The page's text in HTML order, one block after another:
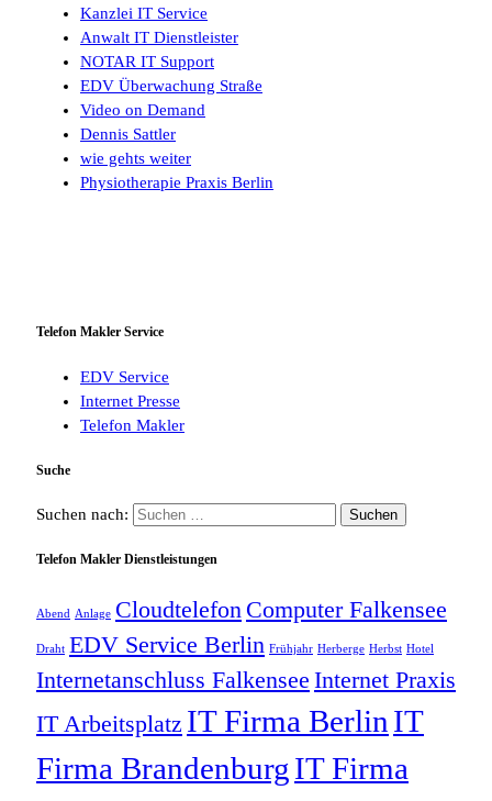
Kanzlei IT Service
Anwalt IT Dienstleister
NOTAR IT Support
EDV Überwachung Straße
Video on Demand
Dennis Sattler
wie gehts weiter
Physiotherapie Praxis Berlin
Telefon Makler Service
EDV Service
Internet Presse
Telefon Makler
Suche
Suchen nach:
Telefon Makler Dienstleistungen
Abend Anlage Cloudtelefon Computer Falkensee
Draht EDV Service Berlin Frühjahr Herberge Herbst Hotel
Internetanschluss Falkensee Internet Praxis
IT Arbeitsplatz IT Firma Berlin IT
Firma BrandenburgIT Firma